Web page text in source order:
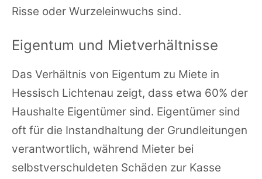
Risse oder Wurzeleinwuchs sind.
Eigentum und Mietverhältnisse
Das Verhältnis von Eigentum zu Miete in
Hessisch Lichtenau zeigt, dass etwa 60% der
Haushalte Eigentümer sind. Eigentümer sind
oft für die Instandhaltung der Grundleitungen
verantwortlich, während Mieter bei
selbstverschuldeten Schäden zur Kasse